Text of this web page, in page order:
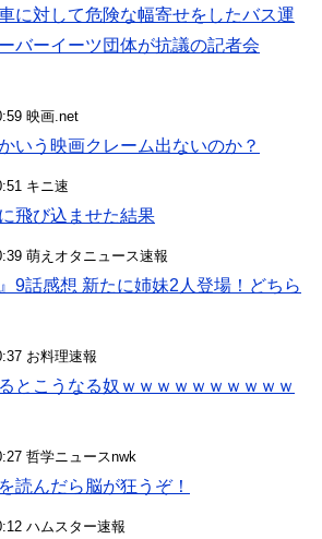
に対して危険な幅寄せをしたバス運
バーイーツ団体が抗議の記者会
映画.net
いう映画クレーム出ないのか？
キニ速
飛び込ませた結果
萌えオタニュース速報
9話感想 新たに姉妹2人登場！どちら
お料理速報
とこうなる奴ｗｗｗｗｗｗｗｗｗｗ
哲学ニュースnwk
読んだら脳が狂うぞ！
ハムスター速報